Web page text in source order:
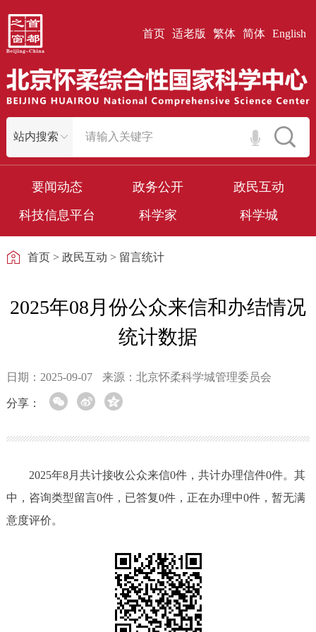
首页 适老版 繁体 简体 English
要闻动态 政务公开
政民互动
科技信息平台
科学家 科学城
首页> 政民互动 > 留言统计
2025年08月份公众来信和办结情况
统计数据
日期：2025-09-07 来源：北京怀柔科学城管理委员会
分享：
2025年8月共计接收公众来信0件，共计办理信件0件。其
中，咨询类型留言0件，已答复0件，正在办理中0件，暂无满
意度评价。